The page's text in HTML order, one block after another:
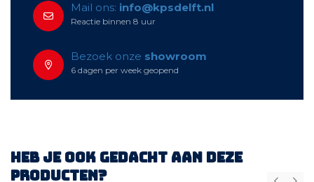
Mail ons: info@kpsdelft.nl
Reactie binnen 8 uur
Bezoek onze showroom
6 dagen per week geopend
Heb je ook gedacht aan deze
producten?